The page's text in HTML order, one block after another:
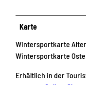
Karte
Wintersportkarte
Wintersportkarte
Erhältlich in der